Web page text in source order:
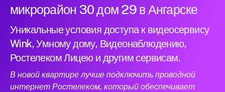
микрорайон 30 дом 29 в Ангарске
Уникальные условия доступа к видеосервису
Wink, Умному дому, Видеонаблюдению,
Ростелеком Лицею и другим сервисам.
В новой квартире лучше подключить проводной
интернет Ростелеком, который обеспечивает